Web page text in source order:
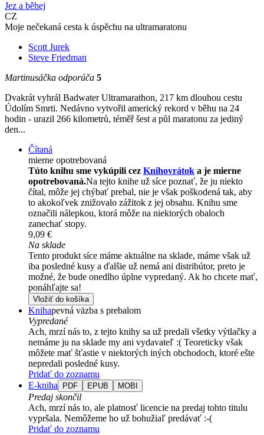
Jez a běhej
CZ
Moje nečekaná cesta k úspěchu na ultramaratonu
Scott Jurek
Steve Friedman
Martinusáčka odporúča 5
Dvakrát vyhrál Badwater Ultramarathon, 217 km dlouhou cestu
Údolím Smrti. Nedávno vytvořil americký rekord v běhu na 24
hodin - urazil 266 kilometrů, téměř šest a půl maratonu za jediný
den...
Čítaná
mierne opotrebovaná
Túto knihu sme vykúpili cez Knihovrátok a je mierne
opotrebovaná.Na tejto knihe už síce poznať, že ju niekto
čítal, môže jej chýbať prebal, nie je však poškodená tak, aby
to akokoľvek znižovalo zážitok z jej obsahu. Knihu sme
označili nálepkou, ktorá môže na niektorých obaloch
zanechať stopy.
9,09 €
Na sklade
Tento produkt síce máme aktuálne na sklade, máme však už
iba posledné kusy a ďalšie už nemá ani distribútor, preto je
možné, že bude onedlho úplne vypredaný. Ak ho chcete mať,
ponáhľajte sa!
Vložiť do košíka
Knihapevná väzba s prebalom
Vypredané
Ach, mrzí nás to, z tejto knihy sa už predali všetky výtlačky a
nemáme ju na sklade my ani vydavateľ :( Teoreticky však
môžete mať šťastie v niektorých iných obchodoch, ktoré ešte
nepredali posledné kusy.
Pridať do zoznamu
E-kniha
PDF EPUB MOBI
Predaj skončil
Ach, mrzí nás to, ale platnosť licencie na predaj tohto titulu
vypršala. Nemôžeme ho už bohužiaľ predávať :-(
Pridať do zoznamu